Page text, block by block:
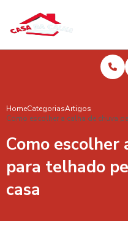
HomeCategoriasArtigos
Como escolher a calha de chuva
Como escolher
para telhado
casa